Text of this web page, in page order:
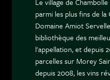
parmi les plus fins de
Domaine Amiot
bibliothèque des
l'appellation, et depuis
parcelles sur Morey
depuis 2008, les vins